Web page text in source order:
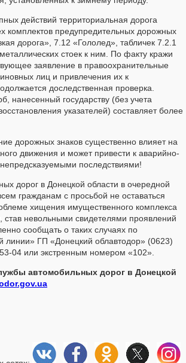
действий территориальная дорога
комплектов предупредительных дорожных
дорога», 7.12 «Гололед», табличек 7.2.1
стоек к ним. По факту кражи
заявление в правоохранительные
лиц и привлечения их к
доследственная проверка.
нанесенный государству (без учета
указателей) составляет более
дорожных знаков существенно влияет на
движения и может привести к аварийно-
последствиями!
дорог в Донецкой области в очередной
гражданам с просьбой не оставаться
хищения имущественного комплекса
став невольными свидетелями проявлений
сообщать о таких случаях по
линии» ГП «Донецкий облавтодор» (0623)
04 или экстренным номером «102».
автомобильных дорог в Донецкой